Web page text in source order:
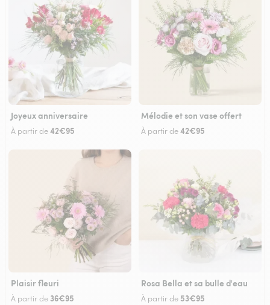
Joyeux anniversaire
À partir de42€95
Mélodie et son vase offert
À partir de42€95
Plaisir fleuri
À partir de 36€95
Rosa Bella et sa bulle d'eau
À partir de 53€95